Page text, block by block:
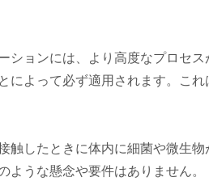
ョンには、より高度なプロセス
によって必ず適用されます。こ
したときに体内に細菌や微生
うな懸念や要件はありません。